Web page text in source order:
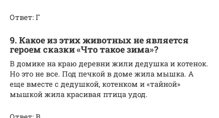
Ответ: Г
9. Какое из этих животных не является
героем сказки «Что такое зима»?
В домике на краю деревни жили дедушка и котенок.
Но это не все. Под печкой в доме жила мышка. А
еще вместе с дедушкой, котенком и «тайной»
мышкой жила красивая птица удод.